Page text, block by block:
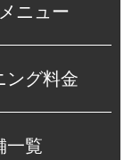
ニュー
ング料金
一覧